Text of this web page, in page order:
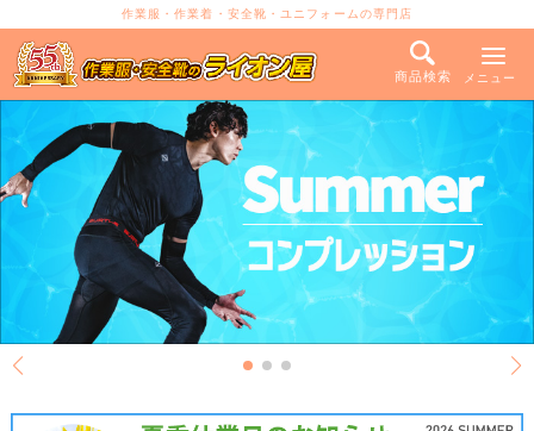
作業服・作業着・安全靴・ユニフォームの専門店
商品検索 メニュー